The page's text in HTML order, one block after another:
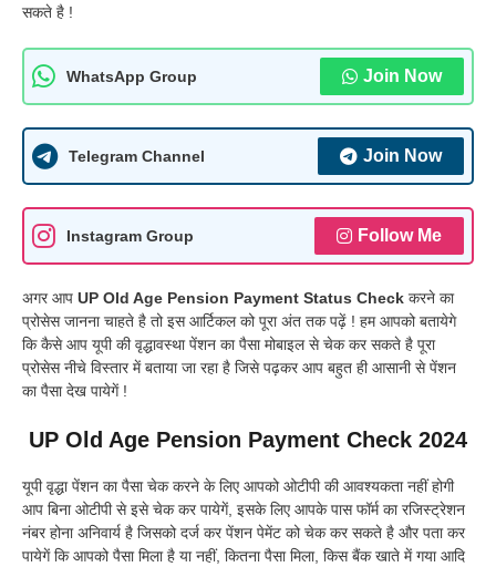
सकते है !
WhatsApp Group Join Now
Telegram Channel Join Now
Instagram Group Follow Me
अगर आप UP Old Age Pension Payment Status Check करने का
प्रोसेस जानना चाहते है तो इस आर्टिकल को पूरा अंत तक पढ़ें ! हम आपको बतायेगे
कि कैसे आप यूपी की वृद्धावस्था पेंशन का पैसा मोबाइल से चेक कर सकते है पूरा
प्रोसेस नीचे विस्तार में बताया जा रहा है जिसे पढ़कर आप बहुत ही आसानी से पेंशन
का पैसा देख पायेगें !
UP Old Age Pension Payment Check 2024
यूपी वृद्धा पेंशन का पैसा चेक करने के लिए आपको ओटीपी की आवश्यकता नहीं होगी
आप बिना ओटीपी से इसे चेक कर पायेगें, इसके लिए आपके पास फॉर्म का रजिस्ट्रेशन
नंबर होना अनिवार्य है जिसको दर्ज कर पेंशन पेमेंट को चेक कर सकते है और पता कर
पायेगें कि आपको पैसा मिला है या नहीं, कितना पैसा मिला, किस बैंक खाते में गया आदि